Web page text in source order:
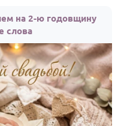
на 2-ю годовщину
слова